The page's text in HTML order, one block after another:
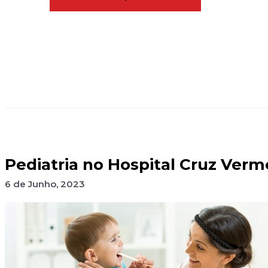
Pediatria no Hospital Cruz
6 de Junho, 2023